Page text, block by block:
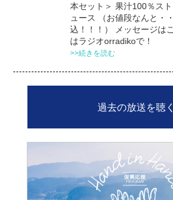
本セット＞ 果汁100％ス
ュース （お値段なんと・
込！！！） メッセージは
はラジオorradikoで！
>>続きを読む
過去の放送を聴く